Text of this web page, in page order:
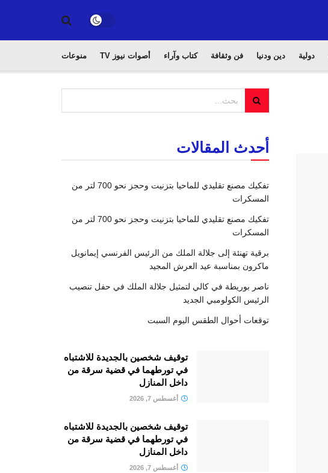
دولية دين ودنيا فن وثقافة كتاب وآراء أصوات نيوز TV منوعات
أحدث المقالات
تفكيك مصنع تقليدي للماحيا بتزنيت وحجز نحو 700 لتر من
المسكرات
تفكيك مصنع تقليدي للماحيا بتزنيت وحجز نحو 700 لتر من
المسكرات
برقية تهنئة إلى جلالة الملك من الرئيس الفرنسي إيمانويل
ماكرون بمناسبة عيد العرش المجيد
ناصر بوريطة في كالي لتمثيل جلالة الملك في حفل تنصيب
الرئيس الكولومبي الجديد
توقعات أحوال الطقس اليوم السبت
توقيف شخصين بالجديدة للاشتباه
في تورطهما في قضية سرقة من
داخل المنازل
أغسطس 7, 2026
توقيف شخصين بالجديدة للاشتباه
في تورطهما في قضية سرقة من
داخل المنازل
أغسطس 7, 2026